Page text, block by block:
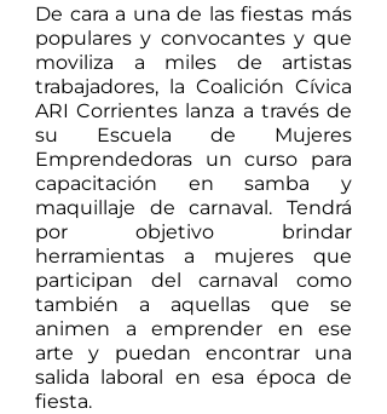
De cara a una de las fiestas más
populares y convocantes y que
moviliza a miles de artistas
trabajadores, la Coalición Cívica
ARI Corrientes lanza a través de
su Escuela de Mujeres
Emprendedoras un curso para
capacitación en samba y
maquillaje de carnaval. Tendrá
por objetivo brindar
herramientas a mujeres que
participan del carnaval como
también a aquellas que se
animen a emprender en ese
arte y puedan encontrar una
salida laboral en esa época de
fiesta.